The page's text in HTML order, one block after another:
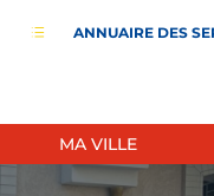
d ANNUAIRE DES
MA VILLE